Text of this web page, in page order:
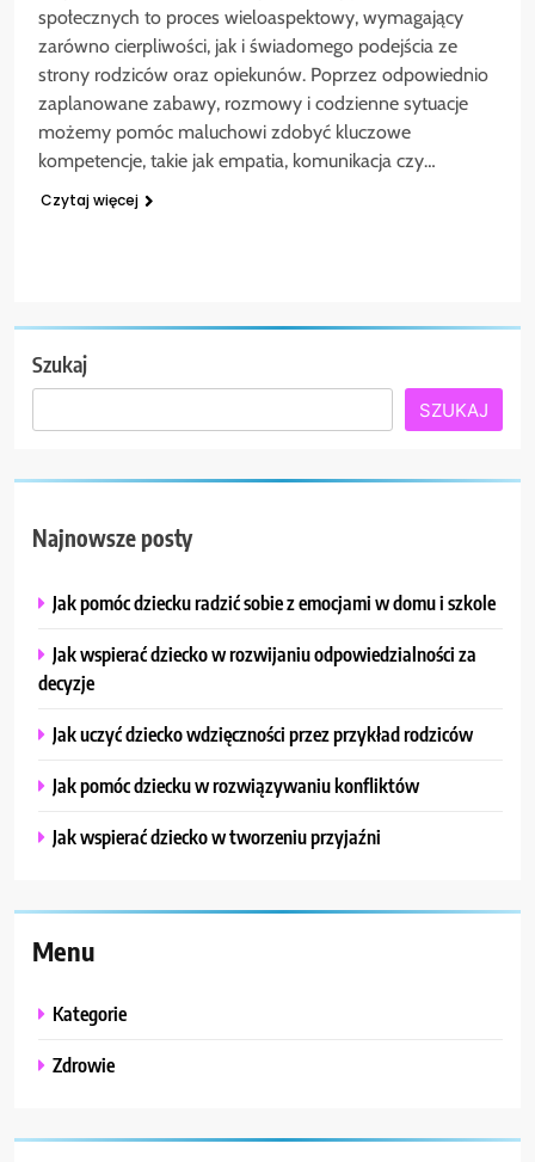
społecznych to proces wieloaspektowy, wymagający
zarówno cierpliwości, jak i świadomego podejścia ze
strony rodziców oraz opiekunów. Poprzez odpowiednio
zaplanowane zabawy, rozmowy i codzienne sytuacje
możemy pomóc maluchowi zdobyć kluczowe
kompetencje, takie jak empatia, komunikacja czy…
Czytaj więcej
Szukaj
SZUKAJ
Najnowsze posty
Jak pomóc dziecku radzić sobie z emocjami w domu i szkole
Jak wspierać dziecko w rozwijaniu odpowiedzialności za
decyzje
Jak uczyć dziecko wdzięczności przez przykład rodziców
Jak pomóc dziecku w rozwiązywaniu konfliktów
Jak wspierać dziecko w tworzeniu przyjaźni
Menu
Kategorie
Zdrowie